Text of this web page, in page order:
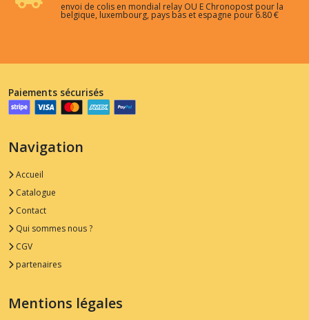
envoi de colis en mondial relay OU E Chronopost pour la
belgique, luxembourg, pays bas et espagne pour 6.80 €
Paiements sécurisés
Navigation
Accueil
Catalogue
Contact
Qui sommes nous ?
CGV
partenaires
Mentions légales